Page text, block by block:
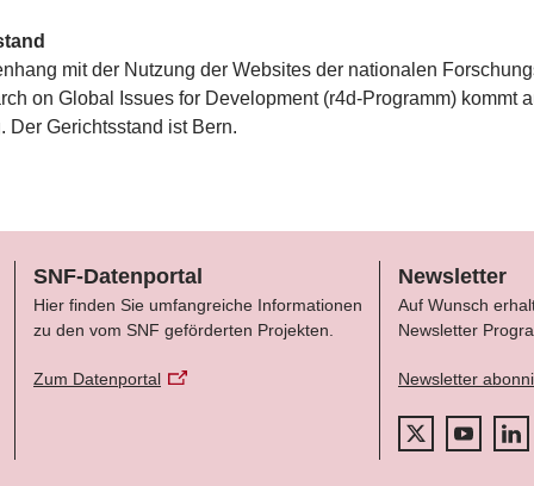
mit der Nutzung der Websites der nationalen
on Global Issues for Development (r4d-Programm) kommt
Der Gerichtsstand ist Bern.
SNF-Datenportal
Hier finden Sie umfangreiche Informationen
zu den vom SNF geförderten Projekten.
Zum Datenportal
Newsletter
Auf Wunsch
Newsletter
Newsletter